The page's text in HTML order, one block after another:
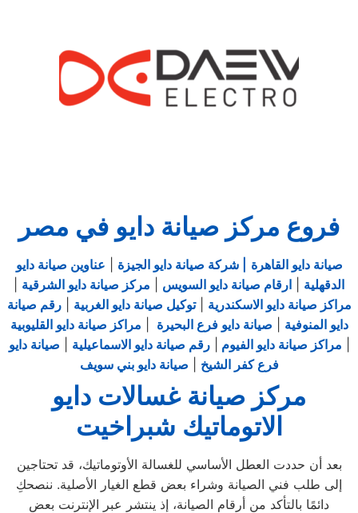
فروع مركز صيانة دايو في مصر
صيانة دايو القاهرة | شركة صيانة دايو الجيزة
عناوين صيانة دايو
الدقهلية
ارقام صيانة دايو السويس مركز صيانة دايو الشرقية
مراكز صيانة دايو الاسكندرية |توكيل صيانة دايو الغربية |رقم صيانة
دايو المنوفية
صيانة دايو فرع البحيرة
مراكز صيانة دايو القليوبية
مراكز صيانة دايو الفيوم |رقم صيانة دايو الاسماعيلية
صيانة دايو
فرع كفر الشيخ
صيانة دايو بني سويف
مركز صيانة غسالات دايو
الاتوماتيك شبراخيت
بعد أن حددت العطل الأساسي للغسالة الأوتوماتيك، قد تحتاجين
إلى طلب فني الصيانة وشراء بعض قطع الغيار الأصلية. ننصحكِ
دائمًا بالتأكد من أرقام الصيانة، إذ ينتشر عبر الإنترنت بعض